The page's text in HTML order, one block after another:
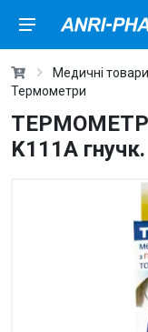
Медичні товари
Термометри
ТЕРМОМЕТР
K111A гнучк.